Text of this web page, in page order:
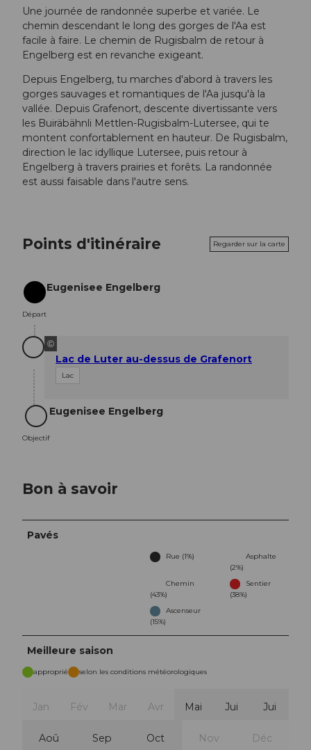
Une journée de randonnée superbe et variée. Le
chemin descendant le long des gorges de l'Aa est
facile à faire. Le chemin de Rugisbalm de retour à
Engelberg est en revanche exigeant.
Depuis Engelberg, tu marches d'abord à travers les
gorges sauvages et romantiques de l'Aa jusqu'à la
vallée. Depuis Grafenort, descente divertissante vers
les Buiräbähnli Mettlen-Rugisbalm-Lutersee, qui te
montent confortablement en hauteur. De Rugisbalm,
direction le lac idyllique Lutersee, puis retour à
Engelberg à travers prairies et forêts. La randonnée
est aussi faisable dans l'autre sens.
Points d'itinéraire Regarder sur la carte
Départ
Départ
Eugenisee Engelberg
©
Lac de Luter au-dessus de Grafenort
Lac
Objectif
Objectif
Eugenisee Engelberg
Bon à savoir
Pavés
Rue (1%)
Asphalte
(2%)
Chemin
(43%)
Sentier
(38%)
Ascenseur
(15%)
Meilleure saison
approprié selon les conditions météorologiques
Jan Fév Mar Avr Mai Jui Jui
Aoû Sep Oct Nov Déc